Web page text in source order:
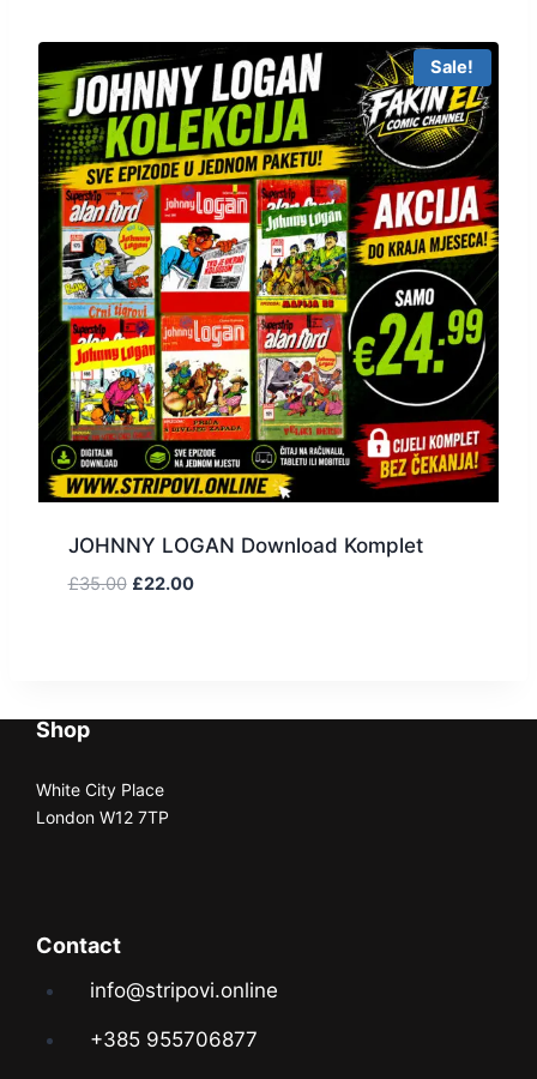
Sale!
JOHNNY LOGAN Download Komplet
£35.00 £22.00
Shop
White City Place
London W12 7TP
Contact
info@stripovi.online
+385 955706877